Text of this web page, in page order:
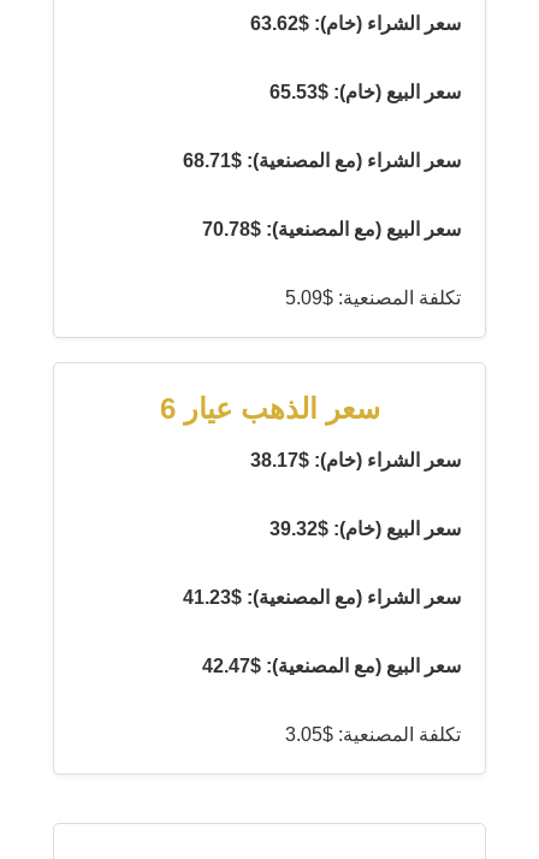
سعر الشراء (خام): $63.62
سعر البيع (خام): $65.53
سعر الشراء (مع المصنعية): $68.71
سعر البيع (مع المصنعية): $70.78
تكلفة المصنعية: $5.09
سعر الذهب عيار 6
سعر الشراء (خام): $38.17
سعر البيع (خام): $39.32
سعر الشراء (مع المصنعية): $41.23
سعر البيع (مع المصنعية): $42.47
تكلفة المصنعية: $3.05